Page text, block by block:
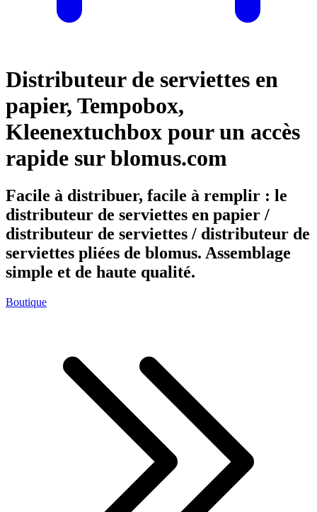
Distributeur de serviettes en
papier, Tempobox,
Kleenextuchbox pour un accès
rapide sur blomus.com
Facile à distribuer, facile à remplir : le
distributeur de serviettes en papier /
distributeur de serviettes / distributeur de
serviettes pliées de blomus. Assemblage
simple et de haute qualité.
Boutique